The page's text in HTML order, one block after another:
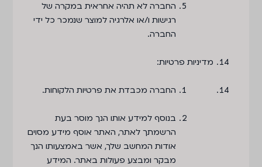
החברה לא תהיה אחראית במקרה של
רגישות ו/או אלרגיה למוצר שנמכר כל ידי
החברה.
מדיניות פרטיות:
החברה מכבדת את פרטיות הלקוחות.
בנוסף למידע אותו הנך מוסר בעת
הרשמתך לאתר, האתר אוסף מידע מסוים
אודות המחשב שלך, אשר באמצעותו הנך
מבקר ומבצע פעולות באתר. המידע